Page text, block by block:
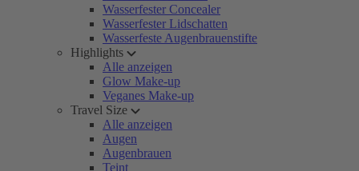
Wasserfester Concealer
Wasserfester Lidschatten
Wasserfeste Augenbrauenstifte
Highlights
Alle anzeigen
Glow Make-up
Veganes Make-up
Travel Size
Alle anzeigen
Augen
Augenbrauen
Teint